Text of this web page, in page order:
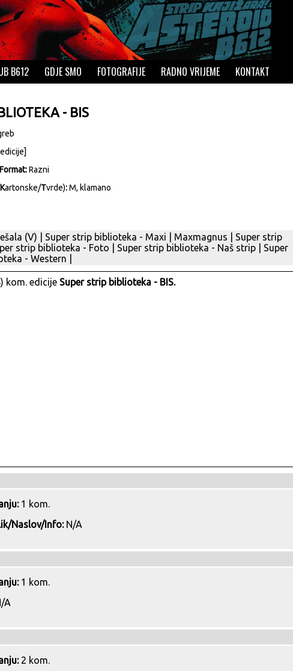
B612 GDJE SMO FOTOGRAFIJE RADNO VRIJEME KONTAKT
- BIS
]
Format:Razni
Kartonske/Tvrde):M, klamano
(V) Super strip biblioteka - Maxi Maxmagnus
Super strip
strip biblioteka - Foto Super strip biblioteka - Naš strip
Super
- Western
kom. edicije Super strip biblioteka - BIS.
1 kom.
Naslov/Info:N/A
1 kom.
A
2 kom.